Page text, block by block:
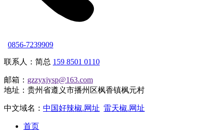
0856-7239909
联系人：简总 159 8501 0110
邮箱： gzzyxjysp@163.com
地址：贵州省遵义市播州区枫香镇枫元村
中文域名： 中国好辣椒.网址 雷天椒.网址
首页